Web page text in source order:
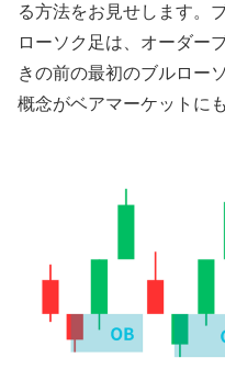
る方法をお見せします。
ローソク足は、オーダー
きの前の最初のブルロー
概念がベアマーケットに